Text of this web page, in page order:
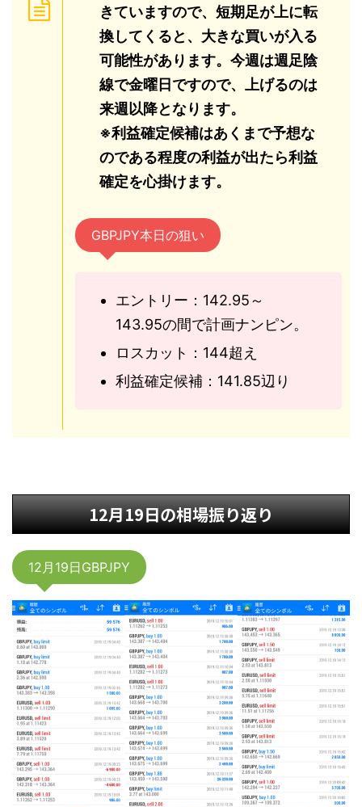
きていますので、短期足が上に転
換してくると、大きな買いが入る
可能性があります。今週は週足陰
線で金曜日ですので、上げるのは
来週以降となります。
※利益確定候補はあくまで予想な
のである程度の利益が出たら利益
確定を心掛けます。
GBPJPY本日の狙い
エントリー：142.95～
143.95の間で計画ナンピン。
ロスカット：144超え
利益確定候補：141.85辺り
12月19日の相場振り返り
12月19日GBPJPY